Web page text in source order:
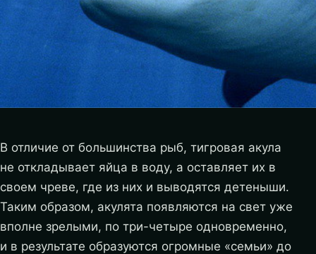
В отличие от большинства рыб, тигровая акула
не откладывает яйца в воду, а оставляет их в
своем чреве, где из них и выводятся детеныши.
Таким образом, акулята появляются на свет уже
вполне зрелыми, по три-четыре одновременно,
и в результате образуются огромные «семьи» до